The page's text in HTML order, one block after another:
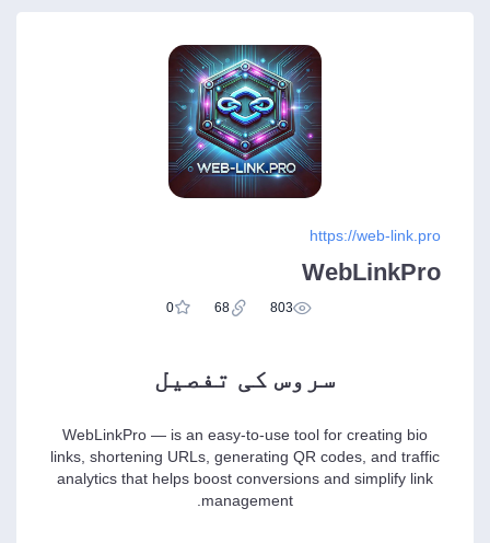
https://web-link.pro
WebLinkPro
803
68
0
سروس کی تفصیل
WebLinkPro — is an easy-to-use tool for creating bio
links, shortening URLs, generating QR codes, and traffic
analytics that helps boost conversions and simplify link
management.